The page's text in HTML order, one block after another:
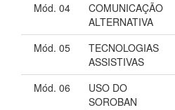
Mód. 04
COMUNICAÇÃO
ALTERNATIVA
Mód. 05
TECNOLOGIAS
ASSISTIVAS
Mód. 06
USO DO
SOROBAN